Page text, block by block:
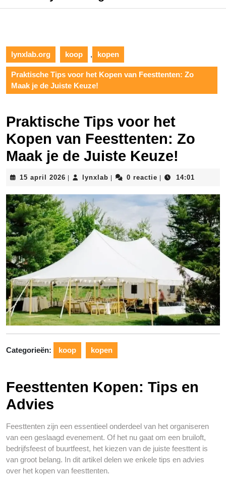
lynxlab.org koop , kopen
Praktische Tips voor het Kopen van Feesttenten: Zo
Maak je de Juiste Keuze!
Praktische Tips voor het
Kopen van Feesttenten: Zo
Maak je de Juiste Keuze!
15 april 2026 15
2026
lynxlab lynxlab0 reactie 14:01
Categorieën: koop kopen
Feesttenten Kopen: Tips en
Advies
Feesttenten zijn een essentieel onderdeel van het organiseren
van een geslaagd evenement. Of het nu gaat om een bruiloft,
bedrijfsfeest of buurtfeest, het kiezen van de juiste feesttent is
van groot belang. In dit artikel delen we enkele tips en advies
over het kopen van feesttenten.